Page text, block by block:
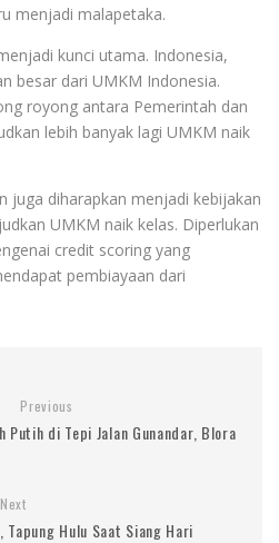
menjadi malapetaka.
kunci utama. Indonesia,
besar dari UMKM Indonesia.
royong antara Pemerintah dan
lebih banyak lagi UMKM naik
juga diharapkan menjadi kebijakan
UMKM naik kelas. Diperlukan
credit scoring yang
pembiayaan dari
Previous
Putih di Tepi Jalan Gunandar, Blora
Next
Tapung Hulu Saat Siang Hari